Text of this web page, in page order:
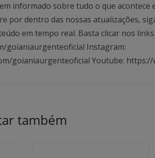
informado sobre tudo o que acontece
por dentro das nossas atualizações,
em tempo real. Basta clicar nos
goianiaurgenteoficial Instagram:
goianiaurgenteoficial Youtube:
também